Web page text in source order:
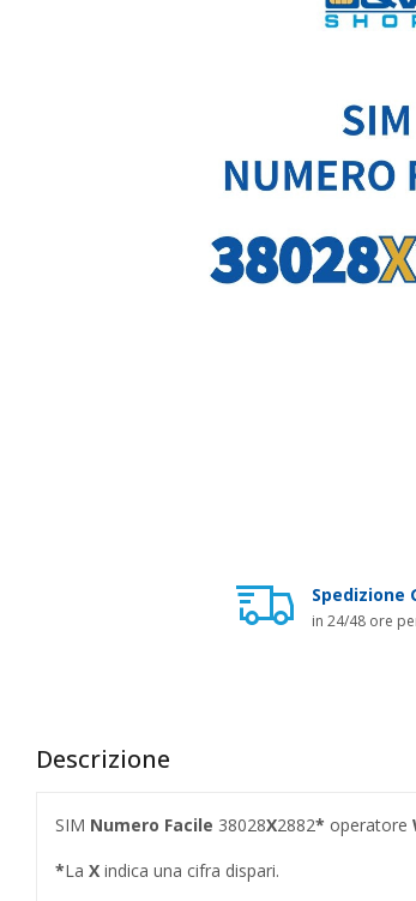
Spedizione
in 24/48 ore
Descrizione
SIM Numero Facile 38028X2882* operatore
*La X indica una cifra dispari.